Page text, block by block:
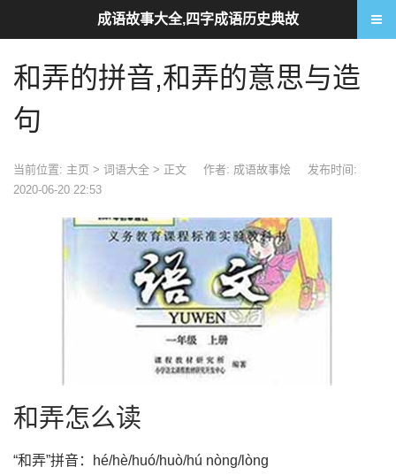
和弄的拼音,和弄的意思与造
句
当前位置: 主页 > 词语大全 > 正文 作者: 成语故事烩
发布时间:
2020-06-20 22:53
和弄怎么读
“和弄”拼音：hé/hè/huó/huò/hú nòng/lòng
成语故事大全,四字成语历史典故